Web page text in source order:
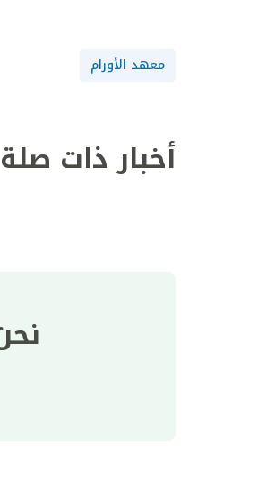
معهد الأورام
أخبار ذات صلة